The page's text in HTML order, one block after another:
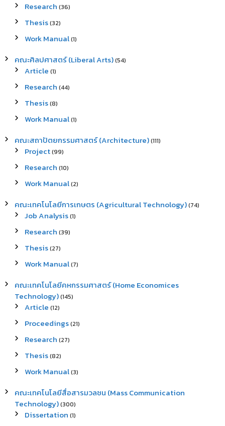
Research (36)
Thesis(32)
Work Manual(1)
คณะศิลปศาสตร์ (Liberal Arts)(54)
Article (1)
Research (44)
Thesis(8)
Work Manual(1)
คณะสถาปัตยกรรมศาสตร์ (Architecture)(111)
Project(99)
Research (10)
Work Manual(2)
คณะเทคโนโลยีการเกษตร (Agricultural Technology)(74)
Job Analysis(1)
Research (39)
Thesis(27)
Work Manual(7)
คณะเทคโนโลยีคหกรรมศาสตร์ (Home Economices
Technology)(145)
Article (12)
Proceedings(21)
Research (27)
Thesis(82)
Work Manual(3)
คณะเทคโนโลยีสื่อสารมวลชน (Mass Communication
Technology)(300)
Dissertation (1)